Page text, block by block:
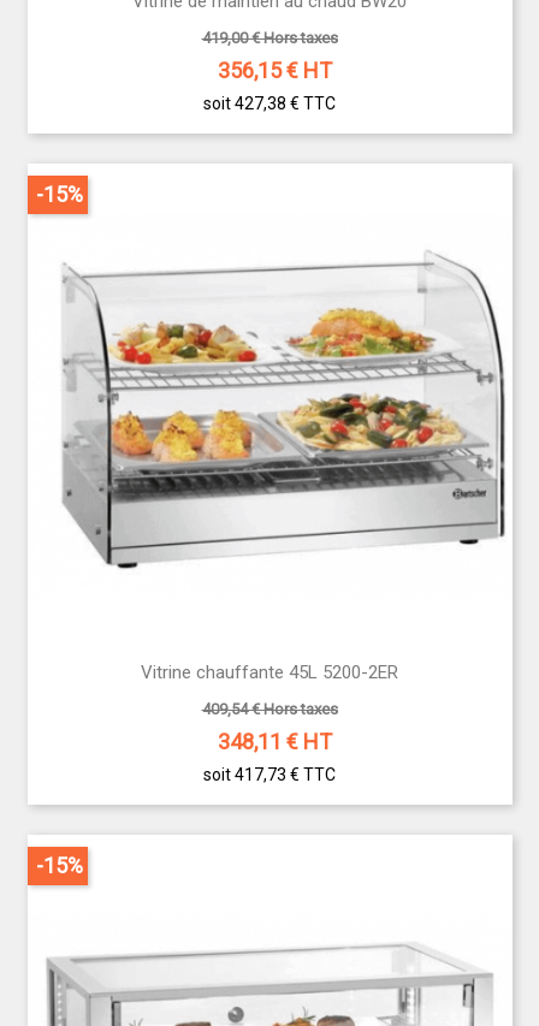
419,00 € Hors taxes
356,15€ HT
soit 427,38 € TTC
Vitrine chauffante 45L 5200-2ER
409,54 € Hors taxes
348,11 € HT
soit 417,73 € TTC
-15%
-15%